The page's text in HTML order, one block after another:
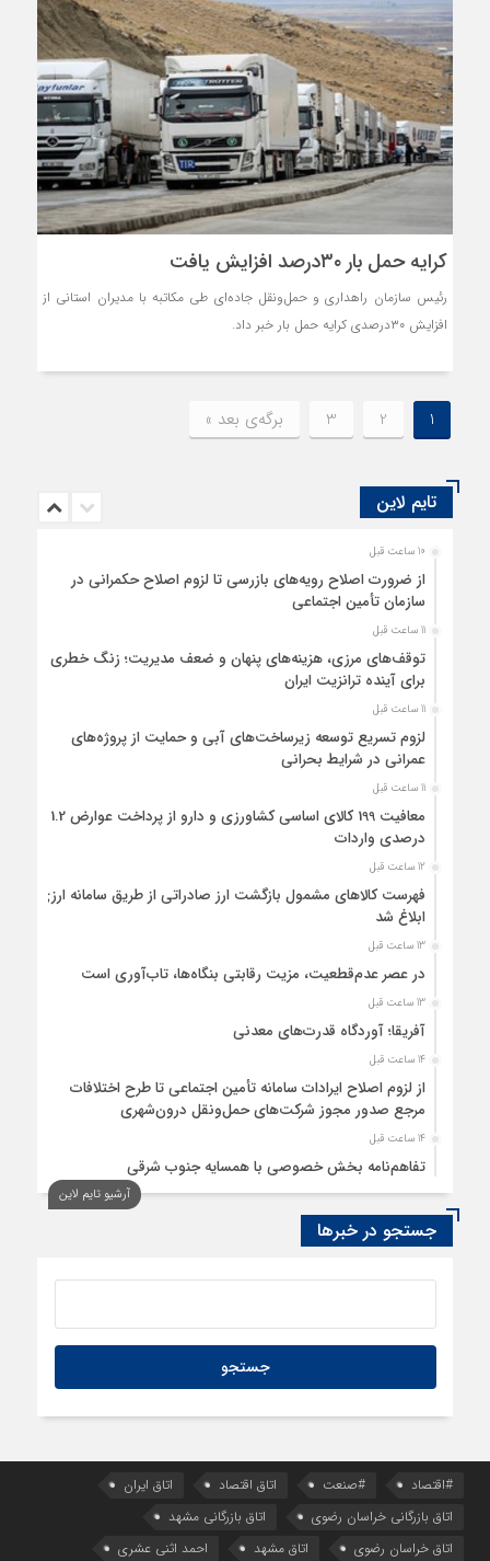
کرایه حمل بار ۳۰درصد افزایش یافت
رئیس سازمان راهداری و حمل‌ونقل جاده‌ای طی مکاتبه با مدیران استانی از
افزایش ۳۰درصدی کرایه حمل بار خبر داد.
1
2
3 برگه‌ی بعد »
تایم لاین
10 ساعت قبل
از ضرورت اصلاح رویه‌های بازرسی تا لزوم اصلاح حکمرانی در
سازمان تأمین اجتماعی
11 ساعت قبل
توقف‌های مرزی، هزینه‌های پنهان و ضعف مدیریت؛ زنگ خطری
برای آینده ترانزیت ایران
11 ساعت قبل
لزوم تسریع توسعه زیرساخت‌های آبی و حمایت از پروژه‌های
عمرانی در شرایط بحرانی
11 ساعت قبل
معافیت 199 کالای اساسی کشاورزی و دارو از پرداخت عوارض 1.2
درصدی واردات
12 ساعت قبل
فهرست کالاهای مشمول بازگشت ارز صادراتی از طریق سامانه ارزی
ابلاغ شد
13 ساعت قبل
در عصر عدم‌قطعیت، مزیت رقابتی بنگاه‌ها، تاب‌آوری است
13 ساعت قبل
آفریقا؛ آوردگاه قدرت‌های معدنی
14 ساعت قبل
از لزوم اصلاح ایرادات سامانه تأمین اجتماعی تا طرح اختلافات
مرجع صدور مجوز شرکت‌های حمل‌ونقل درون‌شهری
14 ساعت قبل
تفاهم‌نامه بخش خصوصی با همسایه جنوب شرقی
15 ساعت قبل
سود اقتصاد‌ها از هوش مصنوعی
آرشیو تایم لاین
جستجو در خبرها
#اقتصاد #صنعت اتاق اقتصاد
اتاق ایران
اتاق بازرگانی خراسان رضوی
اتاق بازرگانی مشهد
اتاق خراسان رضوی
اتاق مشهد احمد اثنی عشری